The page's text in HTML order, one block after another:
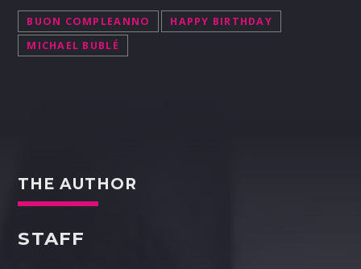
BUON COMPLEANNO
HAPPY BIRTHDAY
MICHAEL BUBLÉ
THE AUTHOR
STAFF